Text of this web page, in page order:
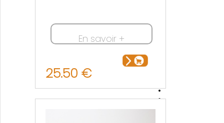
En savoir +
25.50 €